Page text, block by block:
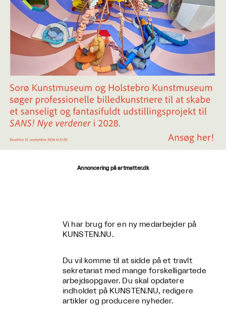
Annoncering på artmatter.dk
Vi har brug for en ny medarbejder på
KUNSTEN.NU.
Du vil komme til at sidde på et travlt
sekretariat med mange forskelligartede
arbejdsopgaver. Du skal opdatere
indholdet på KUNSTEN.NU, redigere
artikler og producere nyheder.